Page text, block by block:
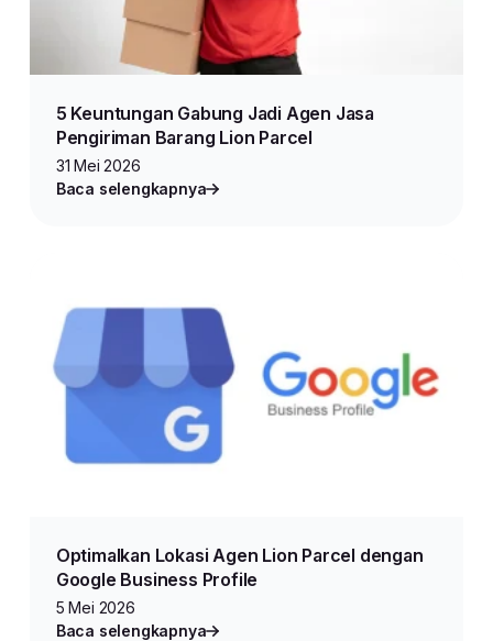
5 Keuntungan Gabung Jadi Agen Jasa
Pengiriman Barang Lion Parcel
31 Mei 2026
Baca selengkapnya
Optimalkan Lokasi Agen Lion Parcel dengan
Google Business Profile
5 Mei 2026
Baca selengkapnya